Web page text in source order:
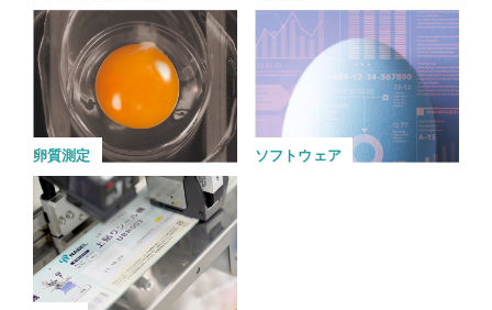
卵質測定 ソフトウェア